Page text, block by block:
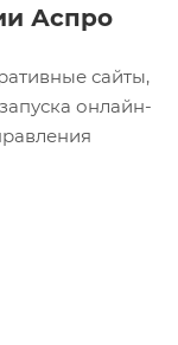
Аспро
сайты,
онлайн-